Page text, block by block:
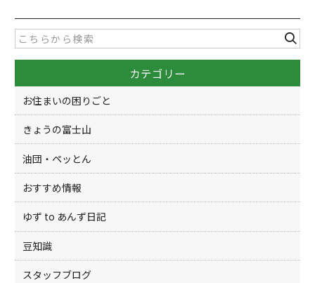
e
b
o
o
k
er
カテゴリー
お住まいの困りごと
きょうの富士山
油団・ペッとん
おすすめ情報
ゆず to あんず日記
豆知識
スタッフブログ